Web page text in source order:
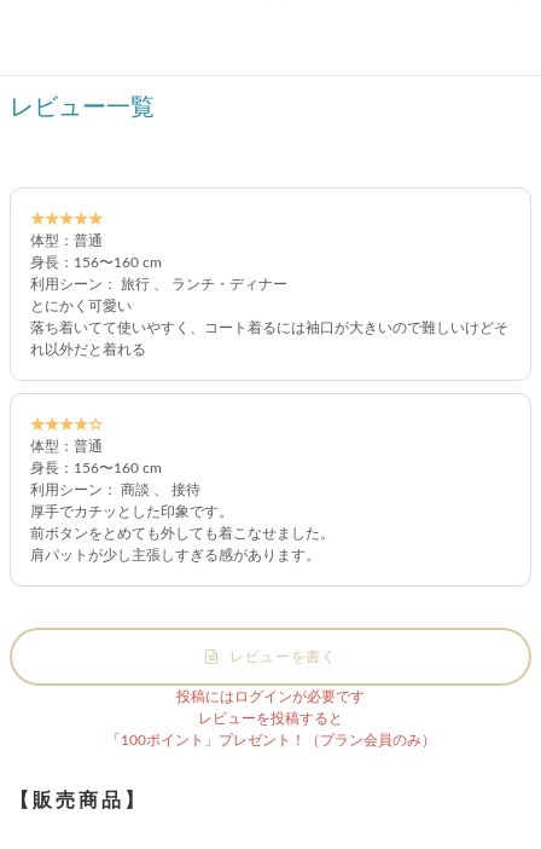
レビュー一覧
★★★★★
体型：普通
身長：156〜160 cm
利用シーン： 旅行 、 ランチ・ディナー
とにかく可愛い
落ち着いてて使いやすく、コート着るには袖口が大きいので難しいけどそ
れ以外だと着れる
★★★★☆
体型：普通
身長：156〜160 cm
利用シーン： 商談 、 接待
厚手でカチッとした印象です。
前ボタンをとめても外しても着こなせました。
肩パットが少し主張しすぎる感があります。
レビューを書く
投稿にはログインが必要です
レビューを投稿すると
「100ポイント」プレゼント！（プラン会員のみ）
【販売商品】